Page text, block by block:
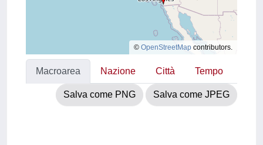
© OpenStreetMap contributors.
Macroarea Nazione Città Tempo
Salva come PNG Salva come JPEG